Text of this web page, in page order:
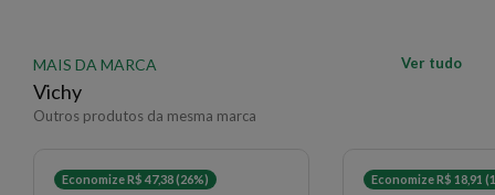
MAIS DA MARCA
Vichy
Outros produtos da mesma marca
Ver tudo
Economize R$ 47,38 (26%) Economize R$ 18,91